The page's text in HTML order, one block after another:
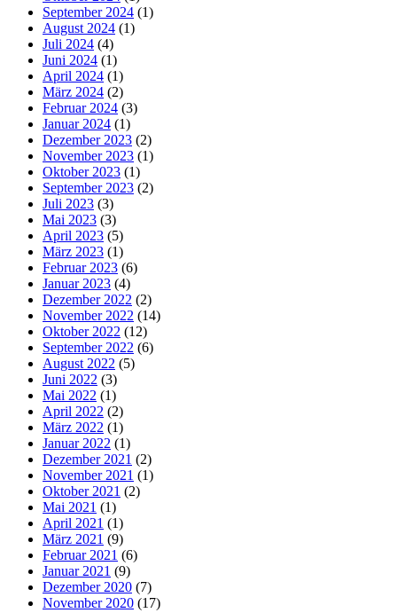
September 2024 (1)
August 2024 (1)
Juli 2024 (4)
Juni 2024 (1)
April 2024 (1)
März 2024 (2)
Februar 2024 (3)
Januar 2024 (1)
Dezember 2023 (2)
November 2023 (1)
Oktober 2023 (1)
September 2023 (2)
Juli 2023 (3)
Mai 2023 (3)
April 2023 (5)
März 2023 (1)
Februar 2023 (6)
Januar 2023 (4)
Dezember 2022 (2)
November 2022 (14)
Oktober 2022 (12)
September 2022 (6)
August 2022 (5)
Juni 2022 (3)
Mai 2022 (1)
April 2022 (2)
März 2022 (1)
Januar 2022 (1)
Dezember 2021 (2)
November 2021 (1)
Oktober 2021 (2)
Mai 2021 (1)
April 2021 (1)
März 2021 (9)
Februar 2021 (6)
Januar 2021 (9)
Dezember 2020 (7)
November 2020 (17)